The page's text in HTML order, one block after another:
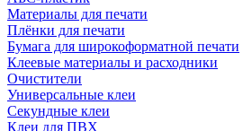
Материалы для печати
Плёнки для печати
Бумага для широкоформатной печати
Клеевые материалы и расходники
Очистители
Универсальные клеи
Секундные клеи
Клеи для ПВХ